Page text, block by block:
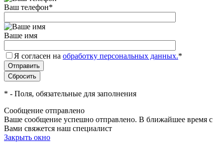
Ваш телефон*
Ваше имя
Я согласен на обработку персональных данных.*
* - Поля, обязательные для заполнения
Сообщение отправлено
Ваше сообщение успешно отправлено. В ближайшее время с
Вами свяжется наш специалист
Закрыть окно